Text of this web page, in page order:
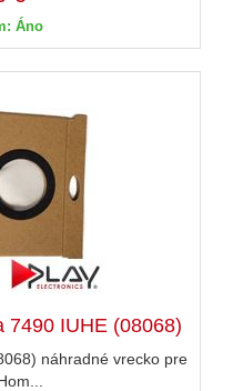
Áno
7490 IUHE (08068)
náhradné vrecko pre